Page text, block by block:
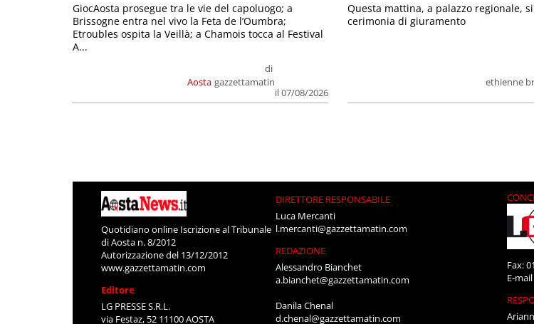
Aosta
di
gazzettamatin
il 07/08/2026
GiocAosta prosegue tra le vie del capoluogo; a
Brissogne entra nel vivo la Feta de l’Oumbra;
Etroubles ospita la Veillà; a Chamois tocca al Festival
A...
ethienne
Questa mattina, a palazzo regionale,
cerimonia di giuramento
Quotidiano online Iscrizione al Tribunale
di Aosta n. 8/2012
Autorizzazione del 13/12/2012
www.gazzettamatin.com
Editore
LG PRESSE S.R.L.
via Festaz, 52 11100 AOSTA
DIRETTORE RESPONSABILE
Luca Mercanti
l.mercanti@gazzettamatin.com
REDAZIONE
Alessandro Bianchet
a.bianchet@gazzettamatin.com
Danila Chenal
d.chenal@gazzettamatin.com
Fax:
E-mail